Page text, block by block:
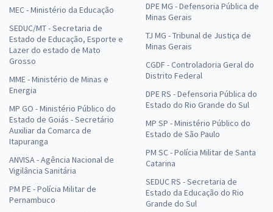
MEC - Ministério da Educação
SEDUC/MT - Secretaria de
Estado de Educação, Esporte e
Lazer do estado de Mato
Grosso
MME - Ministério de Minas e
Energia
MP GO - Ministério Público do
Estado de Goiás - Secretário
Auxiliar da Comarca de
Itapuranga
ANVISA - Agência Nacional de
Vigilância Sanitária
PM PE - Polícia Militar de
Pernambuco
DPE MG - Defensoria Pública de
Minas Gerais
TJ MG - Tribunal de Justiça de
Minas Gerais
CGDF - Controladoria Geral do
Distrito Federal
DPE RS - Defensoria Pública do
Estado do Rio Grande do Sul
MP SP - Ministério Público do
Estado de São Paulo
PM SC - Polícia Militar de Santa
Catarina
SEDUC RS - Secretaria de
Estado da Educação do Rio
Grande do Sul